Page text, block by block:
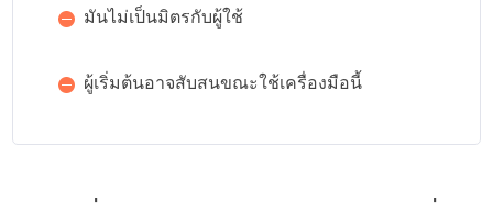
มันไม่เป็นมิตรกับผู้ใช้
ผู้เริ่มต้นอาจสับสนขณะใช้เครื่องมือนี้